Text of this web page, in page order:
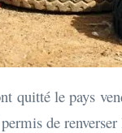
quitté le pays
de